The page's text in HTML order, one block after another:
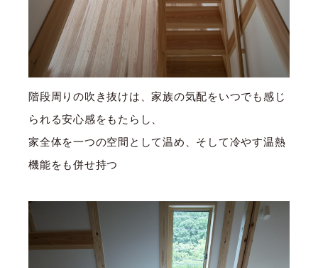
階段周りの吹き抜けは、家族の気配をいつでも感じ
られる安心感をもたらし、
家全体を一つの空間として温め、そして冷やす温熱
機能をも併せ持つ